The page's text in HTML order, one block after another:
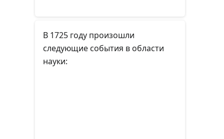
В 1725 году произошли
следующие события в области
науки: